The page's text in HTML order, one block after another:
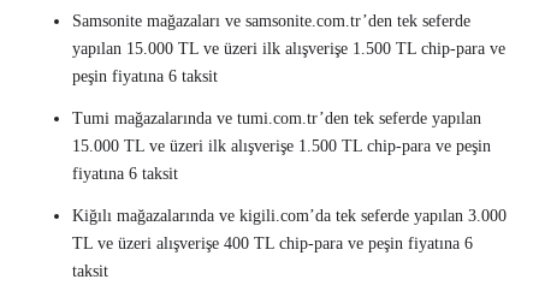
Samsonite mağazaları ve samsonite.com.tr’den tek seferde
yapılan 15.000 TL ve üzeri ilk alışverişe 1.500 TL chip-para ve
peşin fiyatına 6 taksit
Tumi mağazalarında ve tumi.com.tr’den tek seferde yapılan
15.000 TL ve üzeri ilk alışverişe 1.500 TL chip-para ve peşin
fiyatına 6 taksit
Kiğılı mağazalarında ve kigili.com’da tek seferde yapılan 3.000
TL ve üzeri alışverişe 400 TL chip-para ve peşin fiyatına 6
taksit